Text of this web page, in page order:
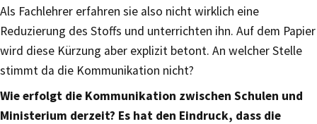
Als Fachlehrer erfahren sie also nicht wirklich eine
Reduzierung des Stoffs und unterrichten ihn. Auf dem Papier
wird diese Kürzung aber explizit betont. An welcher Stelle
stimmt da die Kommunikation nicht?
Wie erfolgt die Kommunikation zwischen Schulen und
Ministerium derzeit? Es hat den Eindruck, dass die